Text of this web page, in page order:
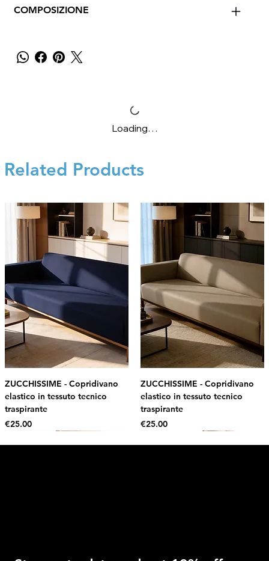
COMPOSIZIONE
Loading…
Related Products
ZUCCHISSIME - Copridivano
elastico in tessuto tecnico
traspirante
Price
€25.00
ZUCCHISSIME - Copridivano
elastico in tessuto tecnico
traspirante
Price
€25.00